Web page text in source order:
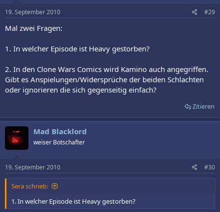
19. September 2010 #29
Mal zwei Fragen:
1. In welcher Episode ist Heavy gestorben?
2. In den Clone Wars Comics wird Kamino auch angegriffen.
Gibt es Anspielungen/Widersprüche der beiden Schlachten
oder ignorieren die sich gegenseitig einfach?
Zitieren
Mad Blacklord
weiser Botschafter
19. September 2010 #30
Sera schrieb:
1. In welcher Episode ist Heavy gestorben?